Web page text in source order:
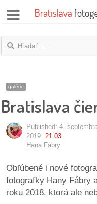
správy
názory
blogy
rozhovory
protesty
galérie
Bratislava
Published: 4.
2019 21:03
Hana Fábry
Obľúbené i nové
fotografky Hany Fábry
roku 2018, ktorá ale